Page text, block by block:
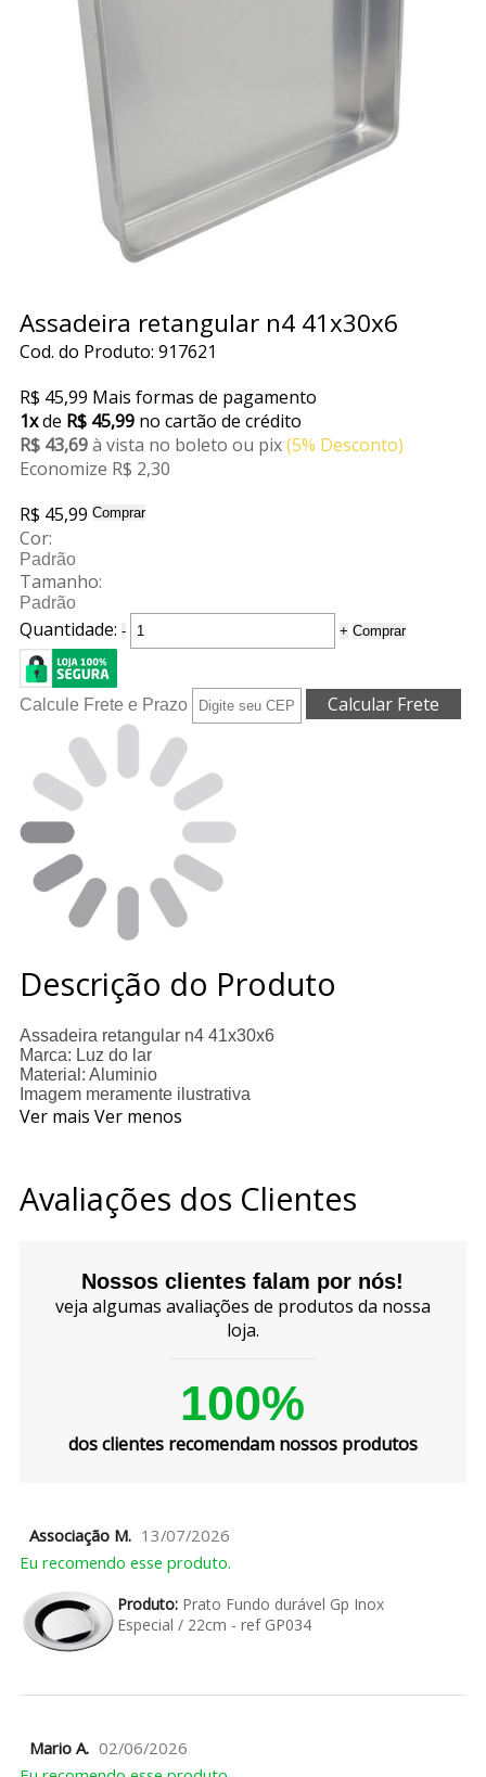
Assadeira retangular n4 41x30x6
Cod. do Produto: 917621
R$ 45,99 Mais formas de pagamento
1xde R$ 45,99 no cartão de crédito
R$ 43,69à vista no boleto ou pix(5% Desconto)
Economize R$ 2,30
R$ 45,99 Comprar
Cor:
Padrão
Tamanho:
Padrão
Quantidade: - + Comprar
Calcule Frete e Prazo
Descrição do Produto
Assadeira retangular n4 41x30x6
Marca: Luz do lar
Material: Aluminio
Imagem meramente ilustrativa
Ver mais Ver menos
Avaliações dos Clientes
Nossos clientes falam por nós!
veja algumas avaliações de produtos da nossa
loja.
100%
dos clientes recomendam nossos produtos
Associação M. 13/07/2026
Eu recomendo esse produto.
Produto:Prato Fundo durável Gp Inox
Especial / 22cm - ref GP034
Mario A. 02/06/2026